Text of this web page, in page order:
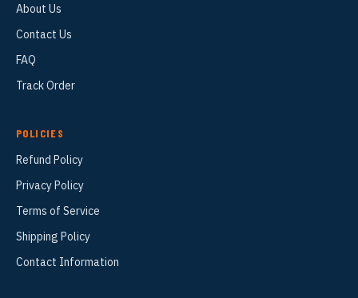
About Us
Contact Us
FAQ
Track Order
POLICIES
Refund Policy
Privacy Policy
Terms of Service
Shipping Policy
Contact Information